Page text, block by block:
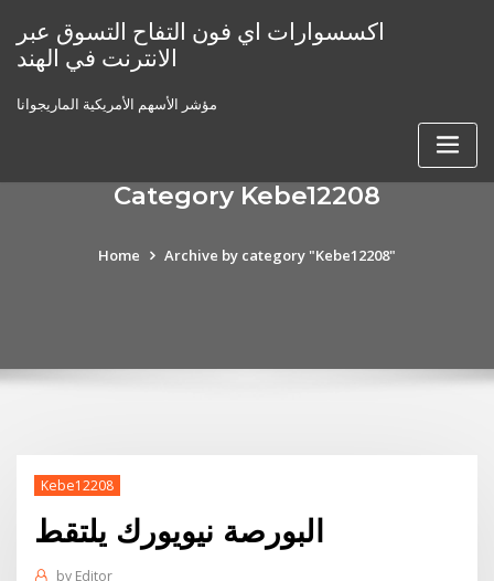
content
اكسسوارات اي فون التفاح التسوق عبر
الانترنت في الهند
مؤشر الأسهم الأمريكية الماريجوانا
Category Kebe12208
Home Archive by category "Kebe12208"
Kebe12208
البورصة نيويورك يلتقط
by Editor